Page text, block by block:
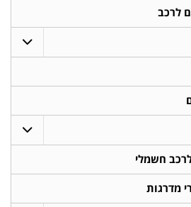
לרכב
חשמלי
מדרגות